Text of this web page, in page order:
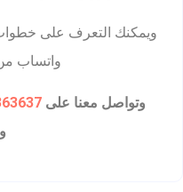
ويمكنك التعرف على
واتساب
وتواصل معنا على